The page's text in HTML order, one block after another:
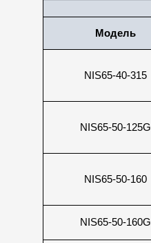
Модель
NIS65-40-315
NIS65-50-125G
NIS65-50-160
NIS65-50-160G